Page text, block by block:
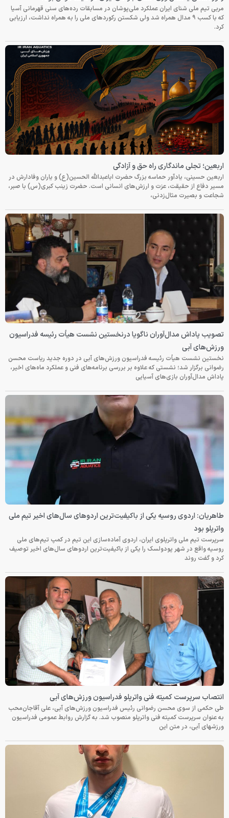
مربی تیم ملی شنای ایران عملکرد ملی‌پوشان در مسابقات رده‌های سنی قهرمانی آسیا
که با کسب ۹ مدال همراه شد ولی شکستن رکوردهای ملی را به همراه نداشت، ارزیابی
کرد.
اربعین؛ تجلی ماندگاری راه حق و آزادگی
اربعین حسینی، یادآور حماسه بزرگ حضرت اباعبدالله الحسین(ع) و یاران وفادارش در
مسیر دفاع از حقیقت، عزت و ارزش‌های انسانی است. حضرت زینب کبری(س) با صبر،
شجاعت و بصیرت مثال‌زدنی،
تصویب پاداش مدال‌آوران ناگویا درنخستین نشست هیأت رئیسه فدراسیون
ورزش‌های آبی
نخستین نشست هیأت رئیسه فدراسیون ورزش‌های آبی در دوره جدید ریاست محسن
رضوانی برگزار شد؛ نشستی که علاوه بر بررسی برنامه‌های فنی و عملکرد ماه‌های اخیر،
پاداش مدال‌آوران بازی‌های آسیایی
طاهریان: اردوی روسیه یکی از باکیفیت‌ترین اردوهای سال‌های اخیر تیم ملی
واترپلو بود
سرپرست تیم ملی واترپلوی ایران، اردوی آماده‌سازی این تیم در کمپ تیم‌های ملی
روسیه واقع در شهر پودولسک را یکی از باکیفیت‌ترین اردوهای سال‌های اخیر توصیف
کرد و گفت روند
انتصاب سرپرست کمیته فنی واترپلو فدراسیون ورزش‌های آبی
طی حکمی از سوی محسن رضوانی رئیس فدراسیون ورزش‌های آبی، علی آقاجان‌محب
به عنوان سرپرست کمیته فنی واترپلو منصوب شد. به گزارش روابط عمومی فدراسیون
ورزشهای آبی، در متن این